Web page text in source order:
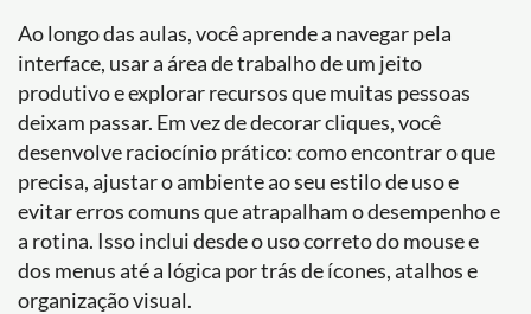
Ao longo das aulas, você aprende a navegar pela
interface, usar a área de trabalho de um jeito
produtivo e explorar recursos que muitas pessoas
deixam passar. Em vez de decorar cliques, você
desenvolve raciocínio prático: como encontrar o que
precisa, ajustar o ambiente ao seu estilo de uso e
evitar erros comuns que atrapalham o desempenho e
a rotina. Isso inclui desde o uso correto do mouse e
dos menus até a lógica por trás de ícones, atalhos e
organização visual.